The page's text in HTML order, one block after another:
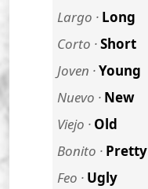
Largo · Long
Corto ·Short
Joven ·Young
Nuevo · New
Viejo · Old
Bonito · Pretty
Feo · Ugly